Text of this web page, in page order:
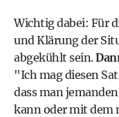
Wichtig dabei: Für
und Klärung der
abgekühlt sein.
"Ich mag diesen
dass man
kann oder mit dem